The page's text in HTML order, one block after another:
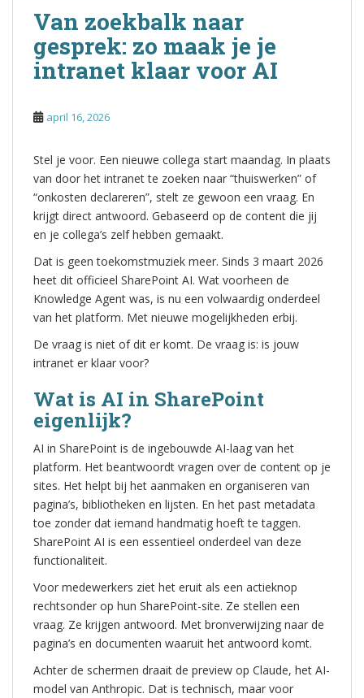
Van zoekbalk naar
gesprek: zo maak je je
intranet klaar voor AI
april 16, 2026
Stel je voor. Een nieuwe collega start maandag. In plaats
van door het intranet te zoeken naar “thuiswerken” of
“onkosten declareren”, stelt ze gewoon een vraag. En
krijgt direct antwoord. Gebaseerd op de content die jij
en je collega’s zelf hebben gemaakt.
Dat is geen toekomstmuziek meer. Sinds 3 maart 2026
heet dit officieel SharePoint AI. Wat voorheen de
Knowledge Agent was, is nu een volwaardig onderdeel
van het platform. Met nieuwe mogelijkheden erbij.
De vraag is niet of dit er komt. De vraag is: is jouw
intranet er klaar voor?
Wat is AI in SharePoint
eigenlijk?
AI in SharePoint is de ingebouwde AI-laag van het
platform. Het beantwoordt vragen over de content op je
sites. Het helpt bij het aanmaken en organiseren van
pagina’s, bibliotheken en lijsten. En het past metadata
toe zonder dat iemand handmatig hoeft te taggen.
SharePoint AI is een essentieel onderdeel van deze
functionaliteit.
Voor medewerkers ziet het eruit als een actieknop
rechtsonder op hun SharePoint-site. Ze stellen een
vraag. Ze krijgen antwoord. Met bronverwijzing naar de
pagina’s en documenten waaruit het antwoord komt.
Achter de schermen draait de preview op Claude, het AI-
model van Anthropic. Dat is technisch, maar voor